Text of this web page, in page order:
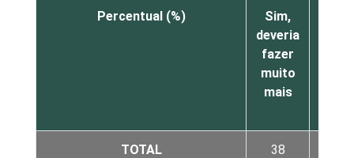
Percentual (%)
Sim,
deveria
fazer
muito
mais
TOTAL 38